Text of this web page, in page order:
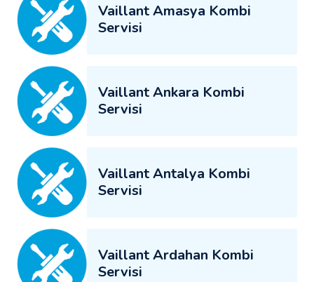
Vaillant Amasya Kombi
Servisi
Vaillant Ankara Kombi
Servisi
Vaillant Antalya Kombi
Servisi
Vaillant Ardahan Kombi
Servisi